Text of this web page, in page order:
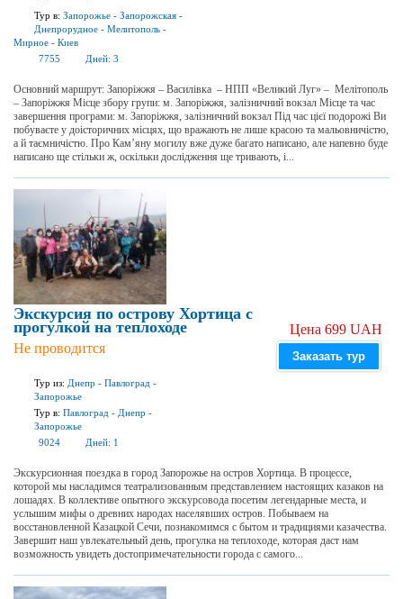
Тур в: Запорожье - Запорожская -
Днепрорудное - Мелитополь -
Мирное - Киев
7755
Дней: 3
Основний маршрут: Запоріжжя – Василівка – НПП «Великий Луг» – Мелітополь
– Запоріжжя Місце збору групи: м. Запоріжжя, залізничний вокзал Місце та час
завершення програми: м. Запоріжжя, залізничний вокзал Під час цієї подорожі Ви
побуваєте у доісторичних місцях, що вражають не лише красою та мальовничістю,
а й таємничістю. Про Кам’яну могилу вже дуже багато написано, але напевно буде
написано ще стільки ж, оскільки дослідження ще тривають, і...
Экскурсия по острову Хортица с
прогулкой на теплоходе
Не проводится
Тур из: Днепр - Павлоград -
Запорожье
Тур в: Павлоград - Днепр -
Запорожье
9024
Дней: 1
Цена 699 UAH
Заказать тур
Экскурсионная поездка в город Запорожье на остров Хортица. В процессе,
которой мы насладимся театрализованным представлением настоящих казаков на
лошадях. В коллективе опытного экскурсовода посетим легендарные места, и
услышим мифы о древних народах населявших остров. Побываем на
восстановленной Казацкой Сечи, познакомимся с бытом и традициями казачества.
Завершит наш увлекательный день, прогулка на теплоходе, которая даст нам
возможность увидеть достопримечательности города с самого...